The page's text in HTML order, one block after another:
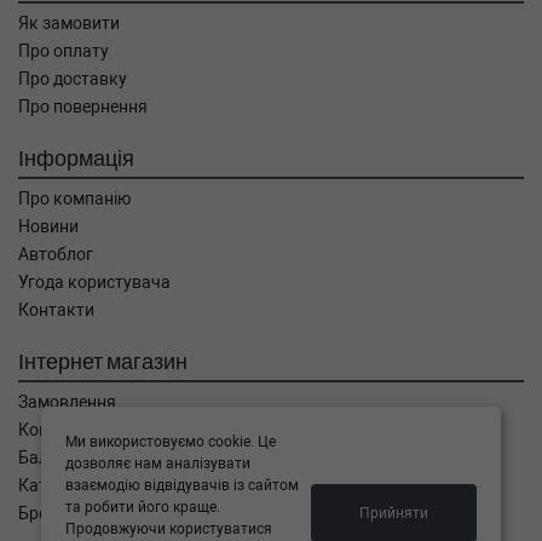
Як замовити
Про оплату
Про доставку
Про повернення
Інформація
Про компанію
Новини
Автоблог
Угода користувача
Контакти
Інтернет магазин
Замовлення
Кошик
Баланс
Каталог товарів
Бренди
Ми використовуємо cookie. Це
дозволяє нам аналізувати
взаємодію відвідувачів із сайтом
та робити його краще.
Продовжуючи користуватися
Прийняти